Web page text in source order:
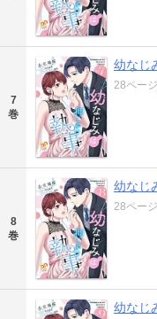
7
巻
幼なじ
28ページ
8
巻
幼なじ
28ページ
幼なじ